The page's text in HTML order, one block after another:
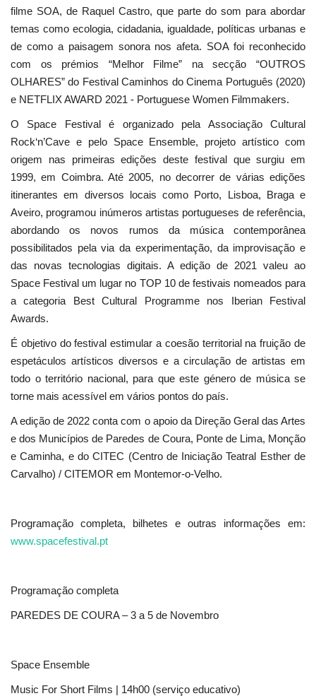
filme SOA, de Raquel Castro, que parte do som para abordar
temas como ecologia, cidadania, igualdade, políticas urbanas e
de como a paisagem sonora nos afeta. SOA foi reconhecido
com os prémios “Melhor Filme” na secção “OUTROS
OLHARES” do Festival Caminhos do Cinema Português (2020)
e NETFLIX AWARD 2021 - Portuguese Women Filmmakers.
O Space Festival é organizado pela Associação Cultural
Rock‘n’Cave e pelo Space Ensemble, projeto artístico com
origem nas primeiras edições deste festival que surgiu em
1999, em Coimbra. Até 2005, no decorrer de várias edições
itinerantes em diversos locais como Porto, Lisboa, Braga e
Aveiro, programou inúmeros artistas portugueses de referência,
abordando os novos rumos da música contemporânea
possibilitados pela via da experimentação, da improvisação e
das novas tecnologias digitais. A edição de 2021 valeu ao
Space Festival um lugar no TOP 10 de festivais nomeados para
a categoria Best Cultural Programme nos Iberian Festival
Awards.
É objetivo do festival estimular a coesão territorial na fruição de
espetáculos artísticos diversos e a circulação de artistas em
todo o território nacional, para que este género de música se
torne mais acessível em vários pontos do país.
A edição de 2022 conta com o apoio da Direção Geral das Artes
e dos Municípios de Paredes de Coura, Ponte de Lima, Monção
e Caminha, e do CITEC (Centro de Iniciação Teatral Esther de
Carvalho) / CITEMOR em Montemor-o-Velho.
Programação completa, bilhetes e outras informações em:
www.spacefestival.pt
Programação completa
PAREDES DE COURA – 3 a 5 de Novembro
Space Ensemble
Music For Short Films | 14h00 (serviço educativo)